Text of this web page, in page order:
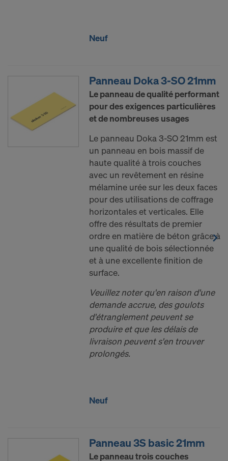
Neuf
Panneau Doka 3-SO 21mm
Le panneau de qualité performant
pour des exigences particulières
et de nombreuses usages
Le panneau Doka 3-SO 21mm est
un panneau en bois massif de
haute qualité à trois couches
avec un revêtement en résine
mélamine urée sur les deux faces
pour des utilisations de coffrage
horizontales et verticales. Elle
offre des résultats de premier
ordre en matière de béton grâce à
une qualité de bois sélectionnée
et à une excellente finition de
surface.
Veuillez noter qu'en raison d'une
demande accrue, des goulots
d'étranglement peuvent se
produire et que les délais de
livraison peuvent s'en trouver
prolongés.
Neuf
Panneau 3S basic 21mm
Le panneau trois couches